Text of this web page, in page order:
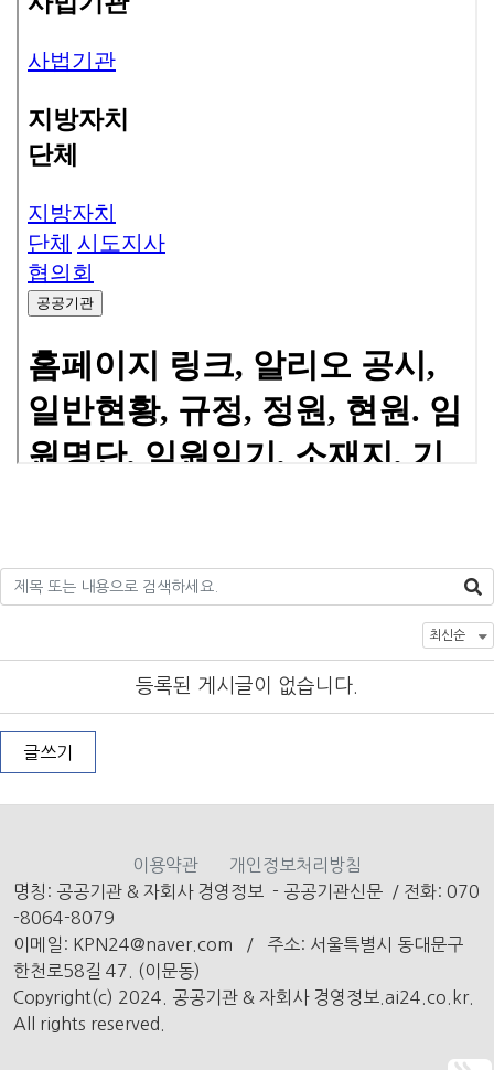
등록된 게시글이 없습니다.
글쓰기
이용약관
개인정보처리방침
명칭: 공공기관 & 자회사 경영정보 - 공공기관신문 / 전화: 070
-8064-8079
이메일: KPN24@naver.com / 주소: 서울특별시 동대문구
한천로58길 47. (이문동)
Copyright(c) 2024. 공공기관 & 자회사 경영정보.ai24.co.kr.
All rights reserved.